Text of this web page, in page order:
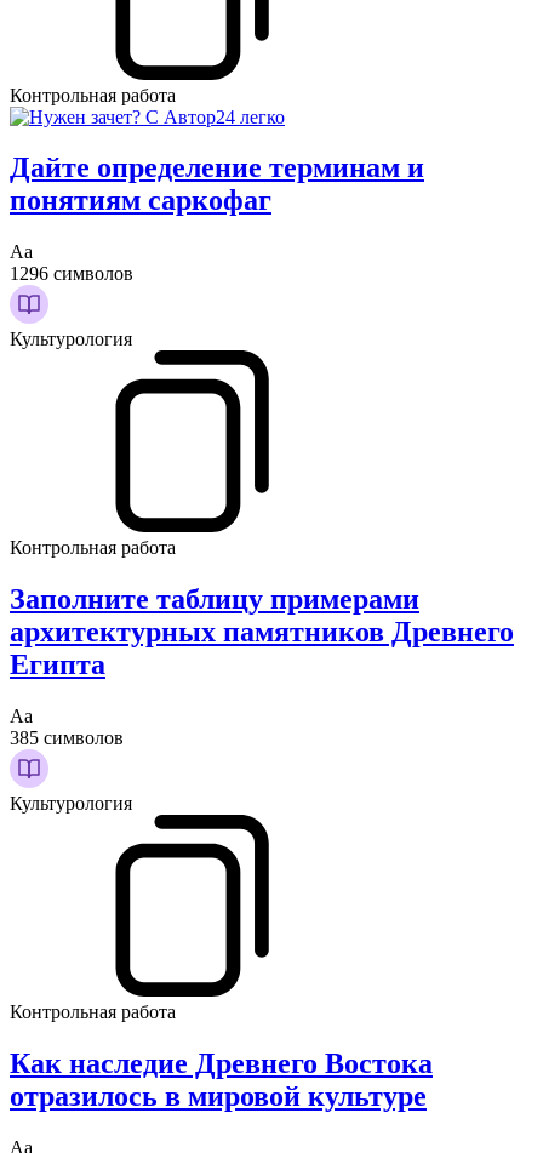
Контрольная работа
Дайте определение терминам и
понятиям саркофаг
Аа
1296 символов
Культурология
Контрольная работа
Заполните таблицу примерами
архитектурных памятников Древнего
Египта
Аа
385 символов
Культурология
Контрольная работа
Как наследие Древнего Востока
отразилось в мировой культуре
Аа